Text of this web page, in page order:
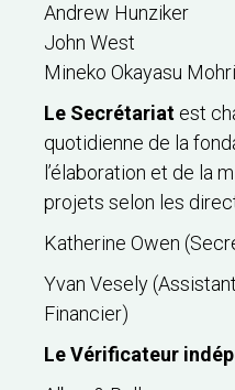
Andrew Hunziker
John West
Mineko Okayasu Mohri
Le Secrétariat est
quotidienne de la
l’élaboration et de la
projets selon les
Katherine Owen
Yvan Vesely
Financier)
Le Vérificateur